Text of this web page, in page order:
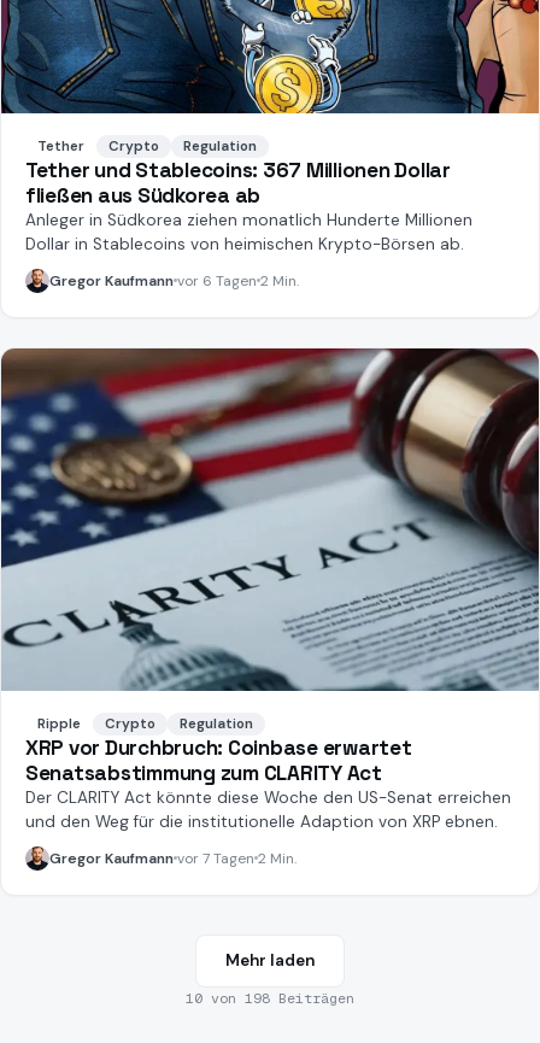
Tether Crypto Regulation
Tether und Stablecoins: 367 Millionen Dollar
fließen aus Südkorea ab
Anleger in Südkorea ziehen monatlich Hunderte Millionen
Dollar in Stablecoins von heimischen Krypto-Börsen ab.
Gregor Kaufmannvor 6 Tagen 2 Min.
Ripple Crypto Regulation
XRP vor Durchbruch: Coinbase erwartet
Senatsabstimmung zum CLARITY Act
Der CLARITY Act könnte diese Woche den US-Senat erreichen
und den Weg für die institutionelle Adaption von XRP ebnen.
Gregor Kaufmannvor 7 Tagen 2 Min.
Mehr laden
10 von 198 Beiträgen